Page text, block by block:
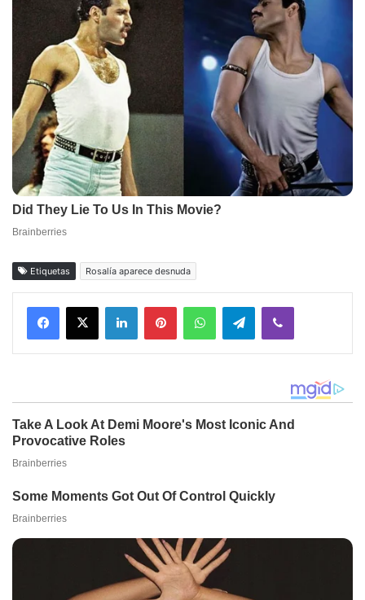
Etiquetas Rosalía aparece desnuda
Facebook
X LinkedInPinterestWhatsAppTelegramViber